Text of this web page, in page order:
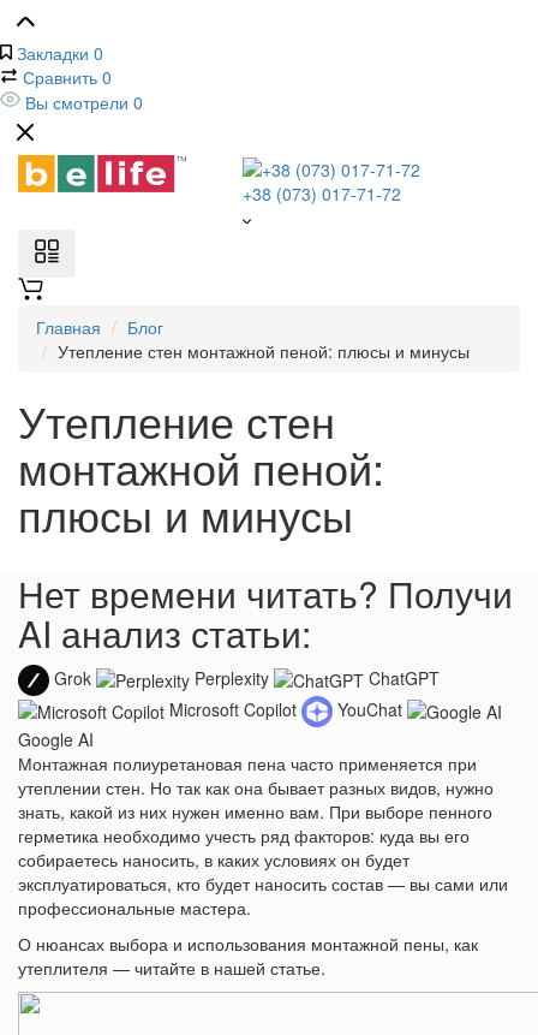
Закладки 0
Сравнить 0
Вы смотрели 0
+38 (073) 017-71-72
Главная
Блог
Утепление стен монтажной пеной: плюсы и минусы
Утепление стен
монтажной пеной:
плюсы и минусы
Нет времени читать? Получи
AI анализ статьи:
Grok Perplexity
ChatGPT
Microsoft Copilot
YouChat
Google AI
Монтажная полиуретановая пена часто применяется при
утеплении стен. Но так как она бывает разных видов, нужно
знать, какой из них нужен именно вам. При выборе пенного
герметика необходимо учесть ряд факторов: куда вы его
собираетесь наносить, в каких условиях он будет
эксплуатироваться, кто будет наносить состав — вы сами или
профессиональные мастера.
О нюансах выбора и использования монтажной пены, как
утеплителя — читайте в нашей статье.